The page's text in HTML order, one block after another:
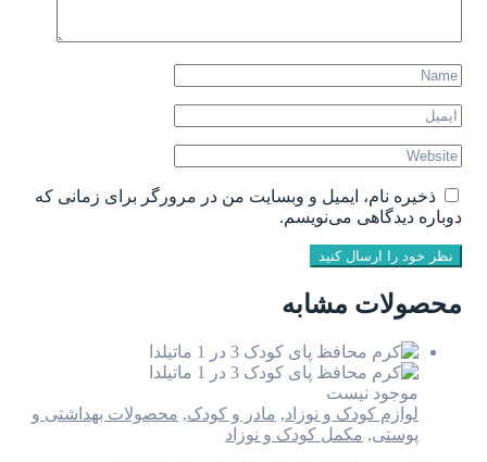
ذخیره نام، ایمیل و وبسایت من در مرورگر برای زمانی که
دوباره دیدگاهی می‌نویسم.
نظر خود را ارسال کنید
محصولات مشابه
موجود نیست
لوازم کودک و نوزاد, مادر و کودک, محصولات بهداشتی و
پوستی, مکمل کودک و نوزاد